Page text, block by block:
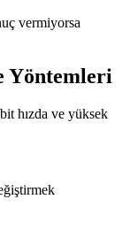
vermiyorsa
Yöntemleri
hızda ve yüksek